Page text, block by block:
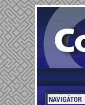
NAVIGÁTOR